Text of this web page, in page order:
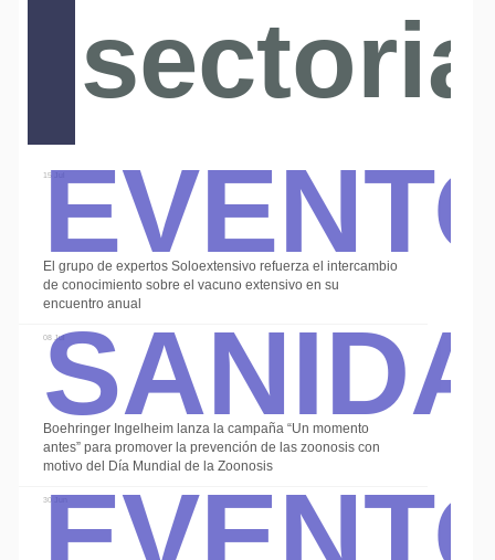
15 Jul
El grupo de expertos Soloextensivo refuerza el intercambio
de conocimiento sobre el vacuno extensivo en su
encuentro anual
08 Jul
Boehringer Ingelheim lanza la campaña “Un momento
antes” para promover la prevención de las zoonosis con
motivo del Día Mundial de la Zoonosis
30 Jun